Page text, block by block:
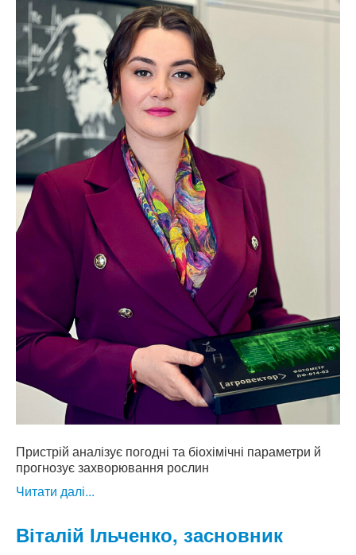
Пристрій аналізує погодні та біохімічні параметри й
прогнозує захворювання рослин
Читати далі...
Віталій Ільченко, засновник